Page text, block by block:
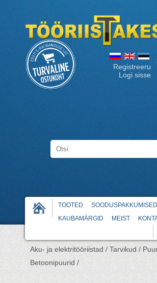
Registreeru
Logi sisse
TOOTED SOODUSPAKKUMISED
KAUBAMÄRGID
MEIST
Aku- ja elektritööriistad / Tarvikud /
Betoonipuurid /